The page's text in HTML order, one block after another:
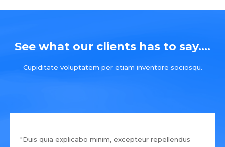
See what our clients has to say....
Cupiditate voluptatem per etiam inventore sociosqu.
"Duis quia explicabo minim, excepteur repellendus